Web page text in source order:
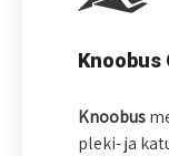
Knoobus
Knoobus
pleki- ja